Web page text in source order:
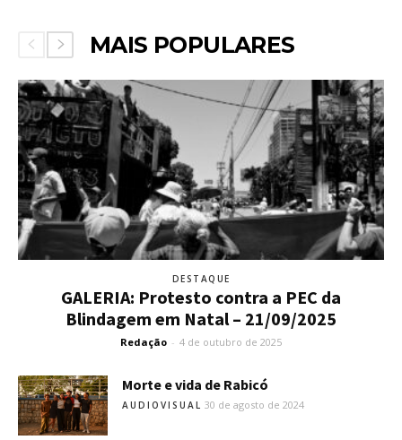
MAIS POPULARES
DESTAQUE
GALERIA: Protesto contra a PEC da
Blindagem em Natal – 21/09/2025
Redação - 4 de outubro de 2025
Morte e vida de Rabicó
AUDIOVISUAL 30 de agosto de 2024